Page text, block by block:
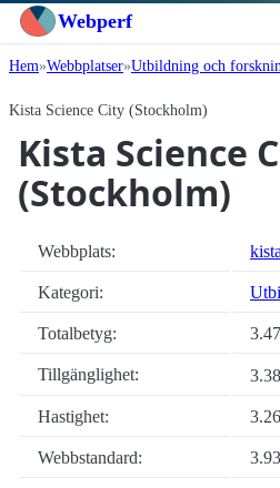
Webperf
Hem Webbplatser Utbildning och
Kista Science City (Stockholm)
Kista Science
(Stockholm)
Webbplats:
Kategori:
Totalbetyg:
Tillgänglighet:
Hastighet:
Webbstandard: